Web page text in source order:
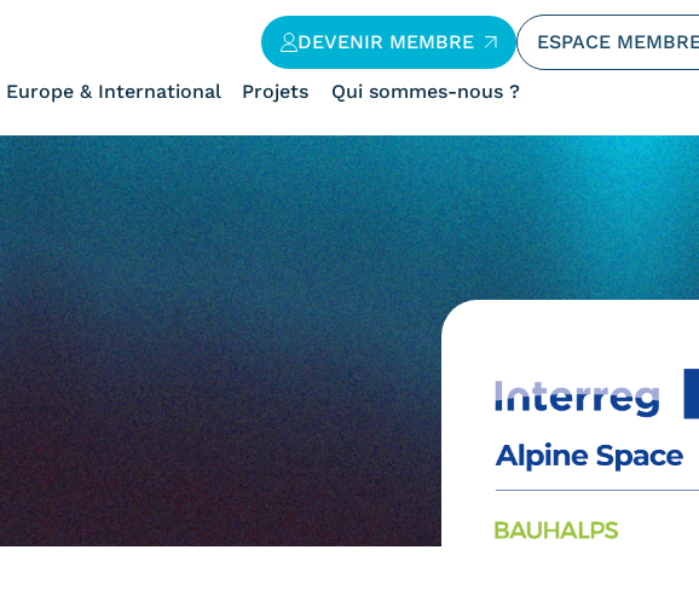
Europe & International Projets Qui sommes-nous ?
DEVENIR MEMBRE ESPACE